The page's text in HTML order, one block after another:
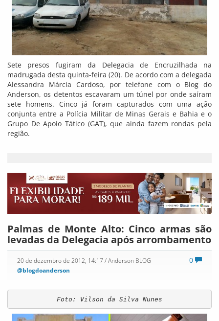
Sete presos fugiram da Delegacia de Encruzilhada na
madrugada desta quinta-feira (20). De acordo com a delegada
Alessandra Márcia Cardoso, por telefone com o Blog do
Anderson, os detentos escavaram um túnel por onde saíram
sete homens. Cinco já foram capturados com uma ação
conjunta entre a Polícia Militar de Minas Gerais e Bahia e o
Grupo De Apoio Tático (GAT), que ainda fazem rondas pela
região.
Palmas de Monte Alto: Cinco armas são
levadas da Delegacia após arrombamento
0
20 de dezembro de 2012, 14:17 / Anderson BLOG
@blogdoanderson
Foto: Vilson da Silva Nunes